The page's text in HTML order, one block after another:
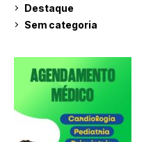
Destaque
Sem categoria